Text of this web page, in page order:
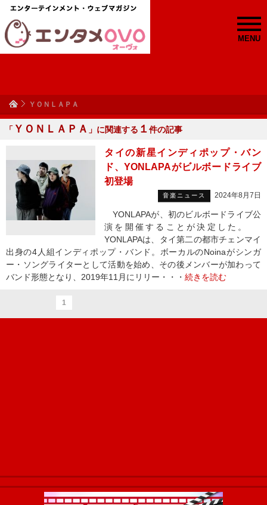
MENU
ＹＯＮＬＡＰＡ
「 ＹＯＮＬＡＰＡ 」に関連する １ 件の記事
タイの新星インディポップ・バン
ド、YONLAPAがビルボードライブ
初登場
音楽ニュース 2024年8月7日
YONLAPAが、初のビルボードライブ公
演を開催することが決定した。
YONLAPAは、タイ第二の都市チェンマイ
出身の4人組インディポップ・バンド。ボーカルのNoinaがシンガ
ー・ソングライターとして活動を始め、その後メンバーが加わって
バンド形態となり、2019年11月にリリー・・・ 続きを読む
1